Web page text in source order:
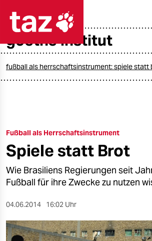
taz zahl ich
öko
gesellschaft
kultur
sport
berlin
goethe institut
fußball als herrschaftsinstrument: spiele statt
Fußball als Herrschaftsinstrument
Spiele statt Brot
Wie Brasiliens Regierungen seit
Fußball für ihre Zwecke zu nutzen
04.06.2014 16:02 Uhr